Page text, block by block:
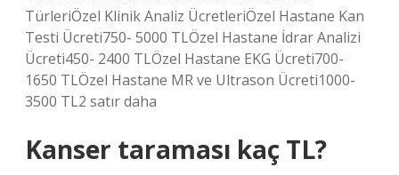
TürleriÖzel Klinik Analiz ÜcretleriÖzel Hastane Kan
Testi Ücreti750- 5000 TLÖzel Hastane İdrar Analizi
Ücreti450- 2400 TLÖzel Hastane EKG Ücreti700-
1650 TLÖzel Hastane MR ve Ultrason Ücreti1000-
3500 TL2 satır daha
Kanser taraması kaç TL?